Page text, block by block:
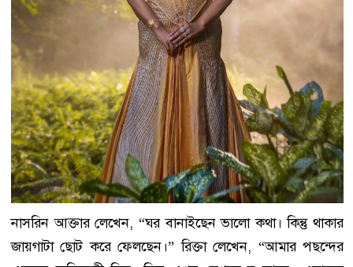
নাসরিন আক্তার লেখেন, “ঘর বানাইছেন ভালো কথা। কিন্তু থাকার
জায়গাটা ছোট করে ফেলছেন।” রিক্তা লেখেন, “আমার পছন্দের